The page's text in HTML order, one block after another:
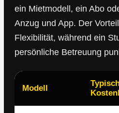
ein Mietmodell, ein Abo
Anzug und App. Der
Flexibilität, während ein
persönliche Betreuung
Modell